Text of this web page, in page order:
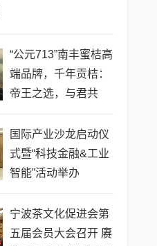
“公元713”南丰蜜桔高
端品牌，千年贡桔：
帝王之选，与君共
国际产业沙龙启动仪
式暨“科技金融&工业
智能”活动举办
宁波茶文化促进会第
五届会员大会召开 赓